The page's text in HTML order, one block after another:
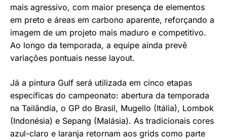
mais agressivo, com maior presença de elementos
em preto e áreas em carbono aparente, reforçando a
imagem de um projeto mais maduro e competitivo.
Ao longo da temporada, a equipe ainda prevê
variações pontuais nesse layout.
Já a pintura Gulf será utilizada em cinco etapas
específicas do campeonato: abertura da temporada
na Tailândia, o GP do Brasil, Mugello (Itália), Lombok
(Indonésia) e Sepang (Malásia). As tradicionais cores
azul-claro e laranja retornam aos grids como parte